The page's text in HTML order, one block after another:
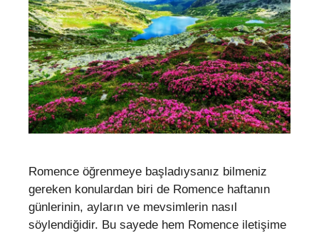
Romence öğrenmeye başladıysanız bilmeniz
gereken konulardan biri de Romence haftanın
günlerinin, ayların ve mevsimlerin nasıl
söylendiğidir. Bu sayede hem Romence iletişime